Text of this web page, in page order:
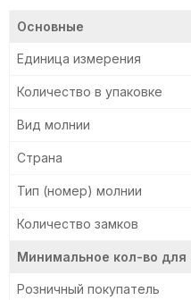
Основные
Единица измерения
Количество в упаковке
Вид молнии
Страна
Тип (номер) молнии
Количество замков
Минимальное кол-во для
Розничный покупатель